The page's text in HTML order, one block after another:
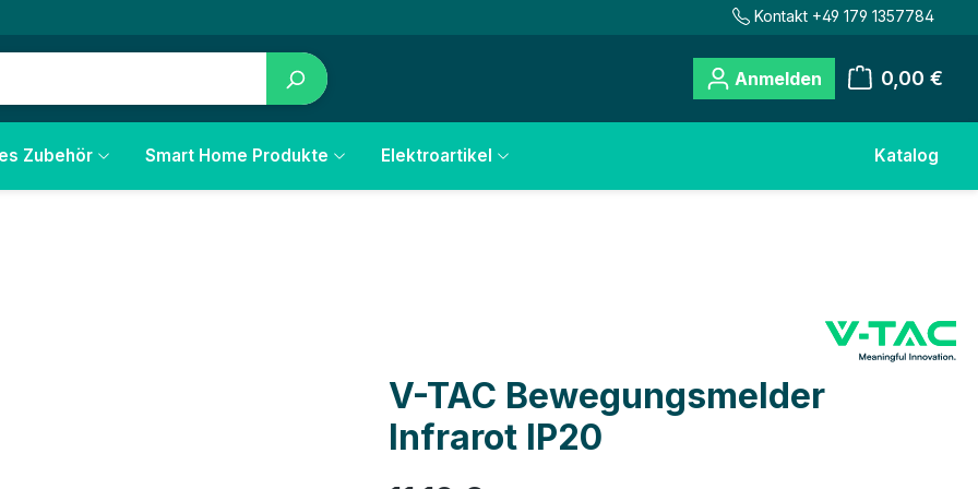
Kontakt +49 179 1357784
Anmelden 0,00 €
Zubehör Smart Home Produkte Elektroartikel Katalog
V-TAC Bewegungsmelder
Infrarot IP20